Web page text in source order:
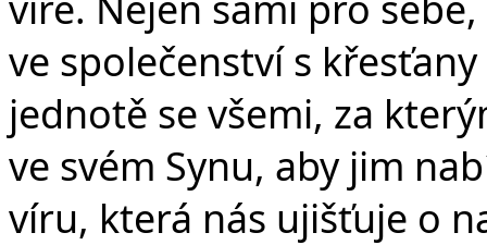
ve společenství s
jednotě se všemi, za
ve svém Synu, aby jim
víru, která nás ujišťuje o